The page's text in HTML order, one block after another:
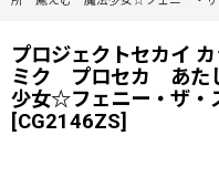
プロジェクトセカイ
ミク プロセカ あた
少女☆フェニー・ザ
[CG2146ZS]